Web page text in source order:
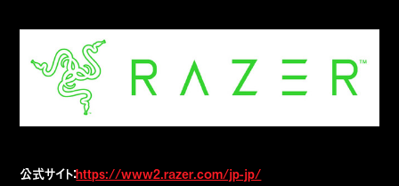
公式サイト：https://www2.razer.com/jp-jp/